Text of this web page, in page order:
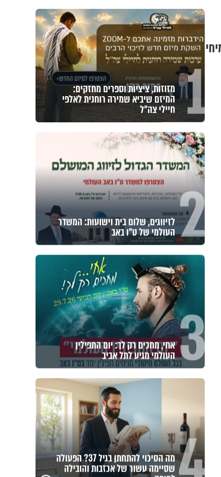
1 מזוזות, ציציות וספרים מחזקים:
המיזם שיביא שמירה רוחנית לאלפי
חיילי צה"ל
2 לזיווגים, שלום בית וישועות: המשדר
העולמי של ט"ו באב
3 אחי, מחכים רק לך: יום התפילין
העולמי מגיע לתל אביב
מה הסיכוי להתחתן בגיל 37? הפעולה
שסיימה עשור של אכזבות והובילה